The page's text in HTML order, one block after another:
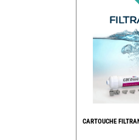
CARTOUCHE